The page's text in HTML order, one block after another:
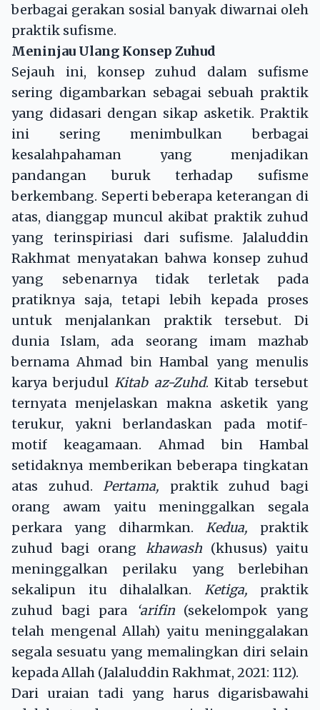
berbagai gerakan sosial banyak diwarnai oleh
praktik sufisme.
Meninjau Ulang Konsep Zuhud
Sejauh ini, konsep zuhud dalam sufisme
sering digambarkan sebagai sebuah praktik
yang didasari dengan sikap asketik. Praktik
ini sering menimbulkan berbagai
kesalahpahaman yang menjadikan
pandangan buruk terhadap sufisme
berkembang. Seperti beberapa keterangan di
atas, dianggap muncul akibat praktik zuhud
yang terinspiriasi dari sufisme. Jalaluddin
Rakhmat menyatakan bahwa konsep zuhud
yang sebenarnya tidak terletak pada
pratiknya saja, tetapi lebih kepada proses
untuk menjalankan praktik tersebut. Di
dunia Islam, ada seorang imam mazhab
bernama Ahmad bin Hambal yang menulis
karya berjudulKitab az-Zuhd. Kitab tersebut
ternyata menjelaskan makna asketik yang
terukur, yakni berlandaskan pada motif-
motif keagamaan. Ahmad bin Hambal
setidaknya memberikan beberapa tingkatan
atas zuhud.Pertama, praktik zuhud bagi
orang awam yaitu meninggalkan segala
perkara yang diharmkan. Kedua, praktik
zuhud bagi orang khawash(khusus) yaitu
meninggalkan perilaku yang berlebihan
sekalipun itu dihalalkan. Ketiga, praktik
zuhud bagi para
‘arifin(sekelompok yang
telah mengenal Allah) yaitu meninggalakan
segala sesuatu yang memalingkan diri selain
kepada Allah (Jalaluddin Rakhmat, 2021: 112).
Dari uraian tadi yang harus digarisbawahi